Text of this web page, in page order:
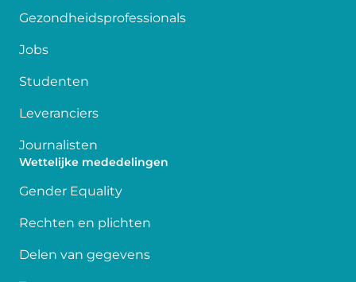
Gezondheidsprofessionals
Jobs
Studenten
Leveranciers
Journalisten
Wettelijke mededelingen
Gender Equality
Rechten en plichten
Delen van gegevens